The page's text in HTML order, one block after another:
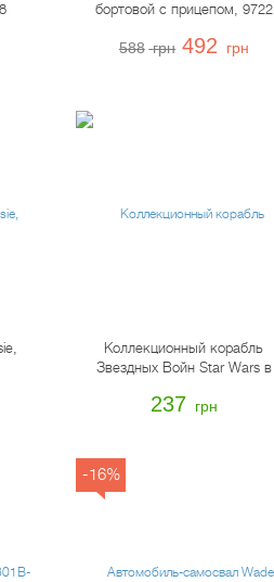
бортовой с прицепом, 9722
588 грн 492 грн
Коллекционный корабль
Звездных Войн Star Wars в
237 грн
-16%